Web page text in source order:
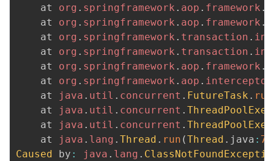
	at
org . springframework . aop . framework .
	at
org . springframework . aop . framework .
	at
org . springframework . transaction .
	at
org . springframework . transaction .
	at
org . springframework . aop . framework .
	at
org . springframework . aop . interceptor
	at
java . util . concurrent . FutureTask . run
	at
java . util . concurrent .
	at
java . util . concurrent .
	at
java . lang . Thread . run (Thread . java :
Caused
by : java . lang .